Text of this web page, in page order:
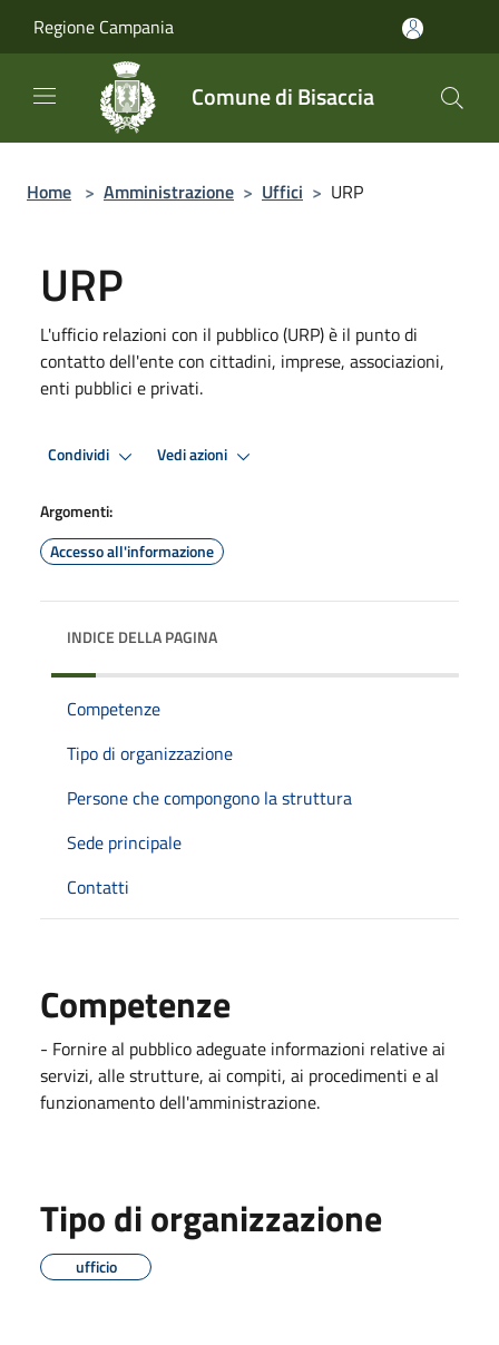
Regione Campania
Comune di Bisaccia
Home > Amministrazione > Uffici > URP
URP
L'ufficio relazioni con il pubblico (URP) è il punto di
contatto dell'ente con cittadini, imprese, associazioni,
enti pubblici e privati.
Condividi Vedi azioni
Argomenti:
Accesso all'informazione
INDICE DELLA PAGINA
Competenze
Tipo di organizzazione
Persone che compongono la struttura
Sede principale
Contatti
Competenze
- Fornire al pubblico adeguate informazioni relative ai
servizi, alle strutture, ai compiti, ai procedimenti e al
funzionamento dell'amministrazione.
Tipo di organizzazione
ufficio